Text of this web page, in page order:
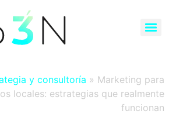
y consultoría » Marketing para
locales: estrategias que realmente
funcionan